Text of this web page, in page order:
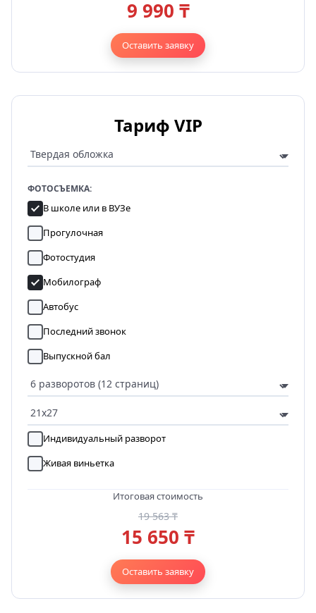
9 990 ₸
Оставить заявку
Тариф VIP
ФОТОСЪЕМКА:
В школе или в ВУЗе
Прогулочная
Фотостудия
Мобилограф
Автобус
Последний звонок
Выпускной бал
Индивидуальный разворот
Живая виньетка
Итоговая стоимость
19 563 ₸
15 650 ₸
Оставить заявку